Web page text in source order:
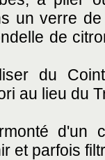
un verre
de
du
au lieu du
d'un
et parfois